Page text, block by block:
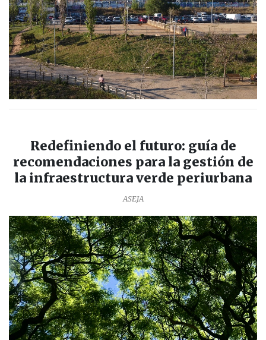
Redefiniendo el futuro: guía de
recomendaciones para la gestión de
la infraestructura verde periurbana
ASEJA